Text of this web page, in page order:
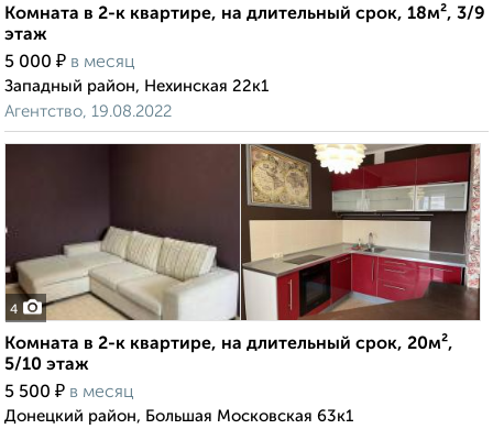
Комната в 2-к квартире, на длительный срок, 18м², 3/9
этаж
5 000 ₽ в месяц
Западный район, Нехинская 22к1
Агентство, 19.08.2022
4
Комната в 2-к квартире, на длительный срок, 20м²,
5/10 этаж
5 500 ₽ в месяц
Донецкий район, Большая Московская 63к1